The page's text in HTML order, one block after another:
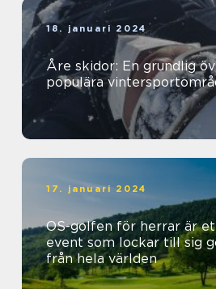
18. januari 2024
Åre skidor: En grundlig
populära
17. januari 2024
OS-golfen för herrar är
event som lockar till sig
från hela världen